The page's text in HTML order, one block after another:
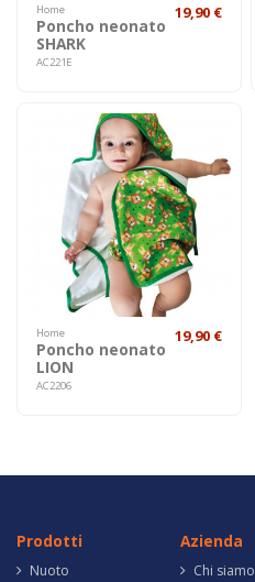
Home
Poncho neonato
SHARK
AC221E
19,90 €
Home
Poncho neonato
LION
AC2206
19,90 €
Prodotti
Nuoto
Azienda
Chi siamo